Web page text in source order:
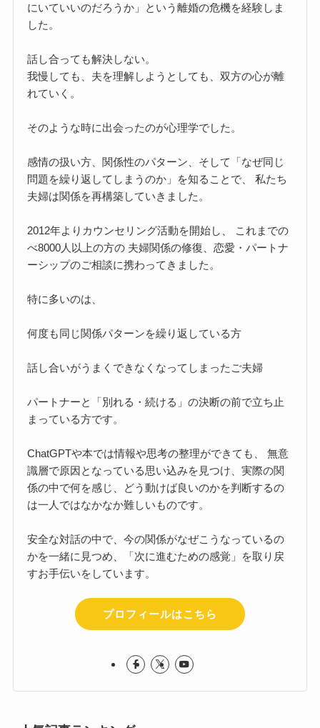
にいていいのだろうか」という離婚の危機を経験しま
した。
話し合っても解決しない。
我慢しても、夫を理解しようとしても、双方の心が離
れていく。
そのような時に出会ったのが心理学でした。
感情の扱い方、関係性のパターン、そして「なぜ同じ
問題を繰り返してしまうのか」を知ることで、 私たち
夫婦は関係を再構築していきました。
2012年よりカウンセリング活動を開始し、 これまでの
べ8000人以上の方の 夫婦関係の修復、恋愛・パートナ
ーシップのご相談に携わってきました。
特に多いのは、
何度も同じ関係パターンを繰り返している方
話し合いがうまくできなくなってしまったご夫婦
パートナーと「別れる・続ける」の決断の前で立ち止
まっている方です。
ChatGPTや本では情報や思考の整理ができても、 無意
識層で原因となっている思い込みを見つけ、実際の関
係の中で何を感じ、どう動けば良いのかを判断するの
は一人ではなかなか難しいものです。
安全な対話の中で、今の関係がなぜこうなっているの
かを一緒に見つめ、「次に進むための感覚」を取り戻
すお手伝いをしています。
プロフィールはこちら